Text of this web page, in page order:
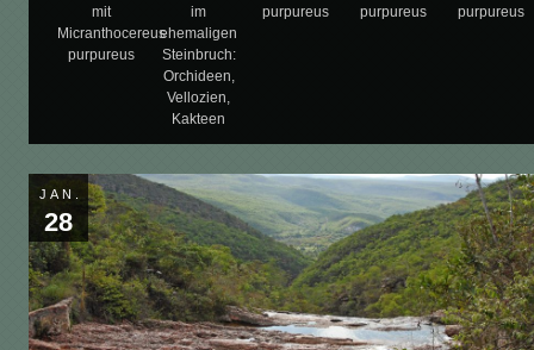
mit
Micranthocereus
purpureus
im
ehemaligen
Steinbruch:
Orchideen,
Vellozien,
Kakteen
purpureus
purpureus
purpureus
JAN.
28